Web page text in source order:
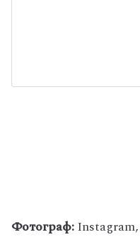
Фотограф: